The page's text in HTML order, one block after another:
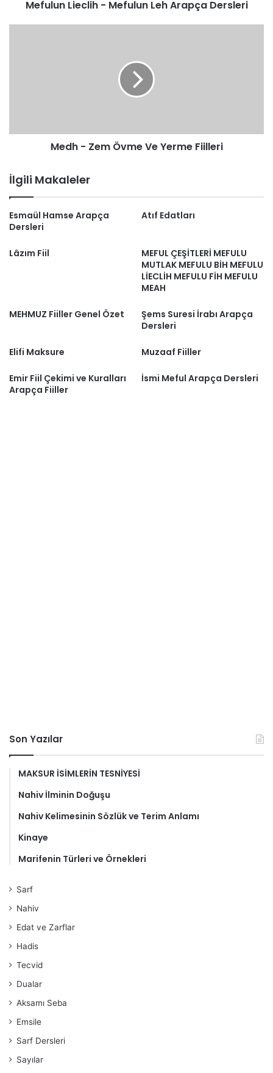
Mefulun Lieclih - Mefulun Leh Arapça Dersleri
Medh - Zem Övme Ve Yerme Fiilleri
İlgili Makaleler
Esmaül Hamse Arapça
Dersleri
Atıf Edatları
Lâzım Fiil
MEFUL ÇEŞİTLERİ MEFULU
MUTLAK MEFULU BİH MEFULU
LİECLİH MEFULU FİH MEFULU
MEAH
MEHMUZ Fiiller Genel Özet
Şems Suresi İrabı Arapça
Dersleri
Elifi Maksure Muzaaf Fiiller
Emir Fiil Çekimi ve Kuralları
Arapça Fiiller
İsmi Meful Arapça Dersleri
Son Yazılar
MAKSUR İSİMLERİN TESNİYESİ
Nahiv İlminin Doğuşu
Nahiv Kelimesinin Sözlük ve Terim Anlamı
Kinaye
Marifenin Türleri ve Örnekleri
Sarf
Nahiv
Edat ve Zarflar
Hadis
Tecvid
Dualar
Aksamı Seba
Emsile
Sarf Dersleri
Sayılar